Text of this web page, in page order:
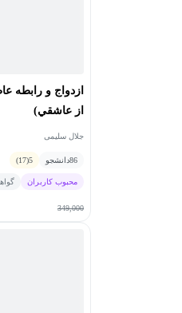
ازدواج و رابطه
از عاشقي)
جلال سلیمی
86دانشجو 5
(17)
محبوب کاربران
349,000